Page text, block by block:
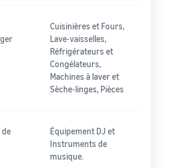
Cuisinières et Fours,
Lave-vaisselles,
Réfrigérateurs et
Congélateurs,
Machines à laver et
Sèche-linges, Pièces
Équipement DJ et
Instruments de
musique.